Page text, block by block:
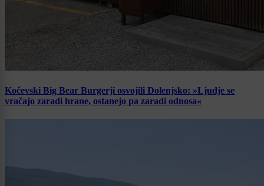
Kočevski Big Bear Burgerji osvojili Dolenjsko: »Ljudje se
vračajo zaradi hrane, ostanejo pa zaradi odnosa«